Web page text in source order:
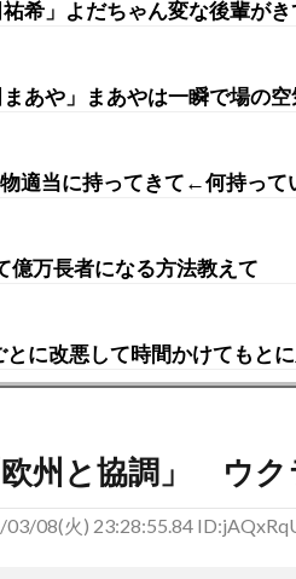
祐希」よだちゃん変な後輩が
まあや」まあやは一瞬で場の
適当に持ってきて←何持って
億万長者になる方法教えて
に改悪して時間かけてもと
州と協調」 ウク
03/08(火) 23:28:55.84